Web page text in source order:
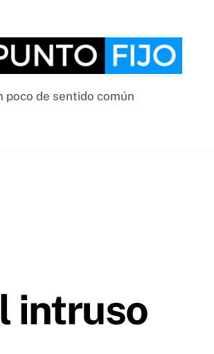
poco de sentido común
intruso